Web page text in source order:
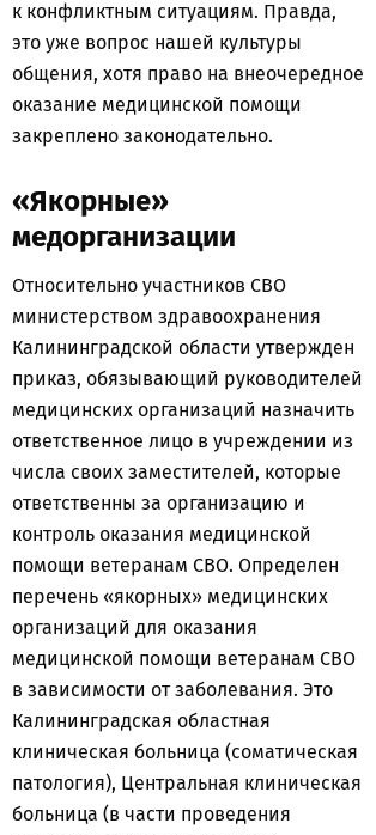
к конфликтным ситуациям. Правда,
это уже вопрос нашей культуры
общения, хотя право на внеочередное
оказание медицинской помощи
закреплено законодательно.
«Якорные»
медорганизации
Относительно участников СВО
министерством здравоохранения
Калининградской области утвержден
приказ, обязывающий руководителей
медицинских организаций назначить
ответственное лицо в учреждении из
числа своих заместителей, которые
ответственны за организацию и
контроль оказания медицинской
помощи ветеранам СВО. Определен
перечень «якорных» медицинских
организаций для оказания
медицинской помощи ветеранам СВО
в зависимости от заболевания. Это
Калининградская областная
клиническая больница (соматическая
патология), Центральная клиническая
больница (в части проведения